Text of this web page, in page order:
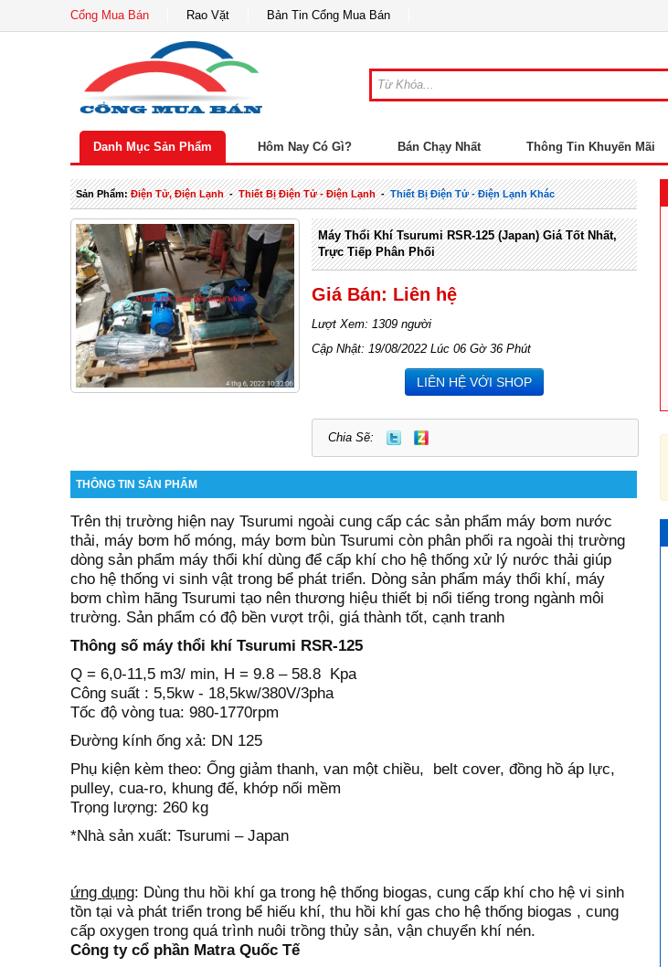
Cổng Mua Bán Rao Vặt Bản Tin Cổng Mua Bán
Danh Mục Sản Phẩm Hôm Nay Có Gì? Bán Chạy Nhất Thông Tin Khuyến Mãi
Sản Phẩm:Điện Tử, Điện Lạnh-Thiết Bị Điện Tử - Điện Lạnh-Thiết Bị Điện Tử - Điện Lạnh Khác
Máy Thổi Khí Tsurumi RSR-125 (Japan) Giá Tốt Nhất,
Trực Tiếp Phân Phối
Giá Bán: Liên hệ
Lượt Xem: 1309 người
Cập Nhật: 19/08/2022 Lúc 06 Gờ 36 Phút
LIÊN HỆ VỚI SHOP
Chia Sẽ:
THÔNG TIN SẢN PHẨM
Trên thị trường hiện nay Tsurumi ngoài cung cấp các sản phẩm máy bơm nước
thải, máy bơm hố móng, máy bơm bùn Tsurumi còn phân phối ra ngoài thị trường
dòng sản phẩm máy thổi khí dùng để cấp khí cho hệ thống xử lý nước thải giúp
cho hệ thống vi sinh vật trong bể phát triển. Dòng sản phẩm máy thổi khí, máy
bơm chìm hãng Tsurumi tạo nên thương hiệu thiết bị nổi tiếng trong ngành môi
trường. Sản phẩm có độ bền vượt trội, giá thành tốt, cạnh tranh
Thông số máy thổi khí Tsurumi RSR-125
Q = 6,0-11,5 m3/ min, H = 9.8 – 58.8 Kpa
Công suất : 5,5kw - 18,5kw/380V/3pha
Tốc độ vòng tua: 980-1770rpm
Đường kính ống xả: DN 125
Phụ kiện kèm theo: Ống giảm thanh, van một chiều, belt cover, đồng hồ áp lực,
pulley, cua-ro, khung đế, khớp nối mềm
Trọng lượng: 260 kg
*Nhà sản xuất: Tsurumi – Japan
ứng dụng: Dùng thu hồi khí ga trong hệ thống biogas, cung cấp khí cho hệ vi sinh
tồn tại và phát triển trong bể hiếu khí, thu hồi khí gas cho hệ thống biogas , cung
cấp oxygen trong quá trình nuôi trồng thủy sản, vận chuyển khí nén.
Công ty cổ phần Matra Quốc Tế